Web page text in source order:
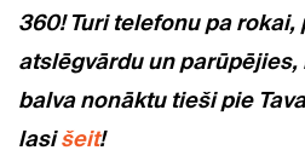
360! Turi telefonu pa rokai,
atslēgvārdu un parūpējies,
balva nonāktu tieši pie
lasišeit!